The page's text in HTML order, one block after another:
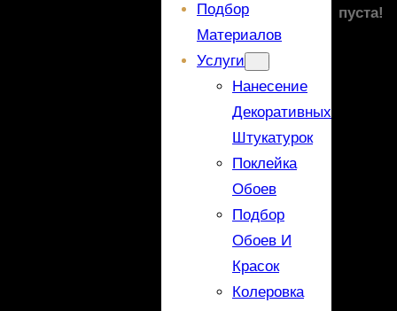
Подбор
Материалов
Услуги
Нанесение
Декоративных
Штукатурок
Поклейка
Обоев
Подбор
Обоев И
Красок
Колеровка
пуста!